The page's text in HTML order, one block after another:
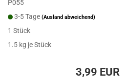
P055
3-5 Tage(Ausland abweichend)
1Stück
1.5 kg je Stück
3,99 EUR